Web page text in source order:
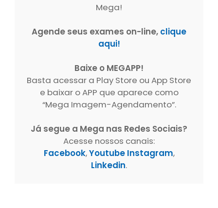
Mega!
Agende seus exames on-line, clique
aqui!
Baixe o MEGAPP!
Basta acessar a Play Store ou App Store
e baixar o APP que aparece como
“Mega Imagem-Agendamento”.
Já segue a Mega nas Redes Sociais?
Acesse nossos canais:
Facebook,Youtube Instagram,
Linkedin.